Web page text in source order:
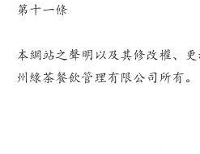
第十一條
本網站之聲明以及其修改權、
州綠茶餐飲管理有限公司所有。